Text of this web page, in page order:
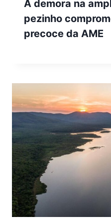
A demora na
pezinho
precoce da AME